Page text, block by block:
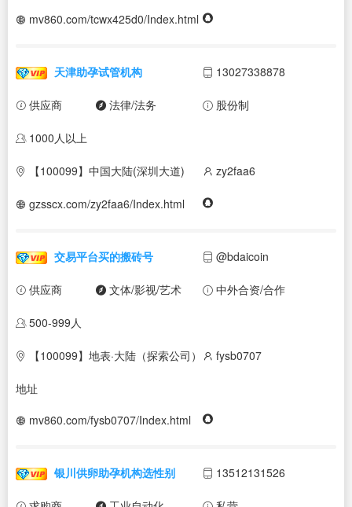
mv860.com/tcwx425d0/Index.html
天津助孕试管机构 13027338878
供应商 法律/法务 股份制
1000人以上
【100099】中国大陆(深圳大道) zy2faa6
gzsscx.com/zy2faa6/Index.html
交易平台买的搬砖号 @bdaicoin
供应商 文体/影视/艺术 中外合资/合作
500-999人
【100099】地表·大陆（探索公司）
地址
fysb0707
mv860.com/fysb0707/Index.html
银川供卵助孕机构选性别 13512131526